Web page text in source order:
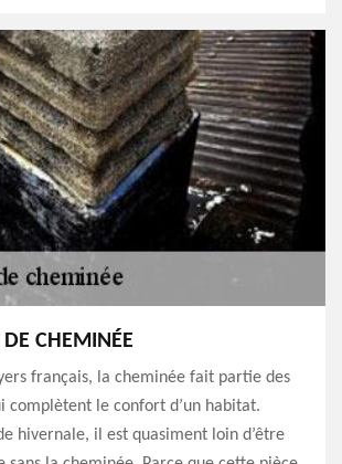
CHEMINÉE
français, la cheminée fait partie des
complètent le confort d’un habitat.
hivernale, il est quasiment loin d’être